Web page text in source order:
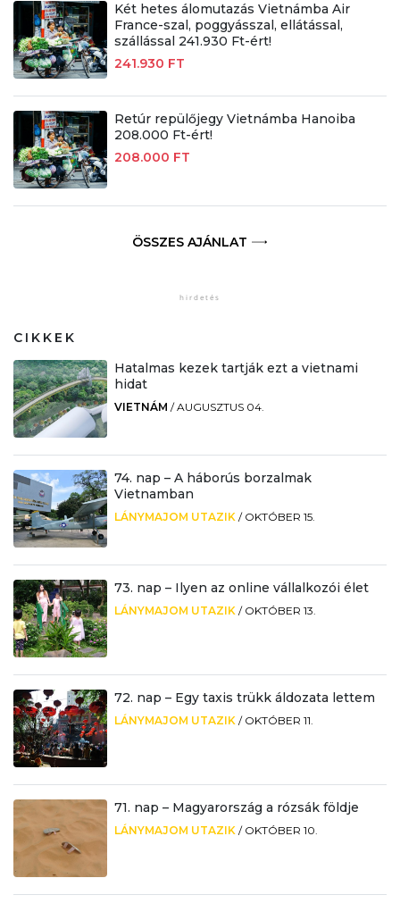
Két hetes álomutazás Vietnámba Air
France-szal, poggyásszal, ellátással,
szállással 241.930 Ft-ért!
241.930 FT
Retúr repülőjegy Vietnámba Hanoiba
208.000 Ft-ért!
208.000 FT
ÖSSZES AJÁNLAT
CIKKEK
Hatalmas kezek tartják ezt a vietnami
hidat
VIETNÁM /AUGUSZTUS 04.
74. nap – A háborús borzalmak
Vietnamban
LÁNYMAJOM UTAZIK / OKTÓBER 15.
73. nap – Ilyen az online vállalkozói élet
LÁNYMAJOM UTAZIK / OKTÓBER 13.
72. nap – Egy taxis trükk áldozata lettem
LÁNYMAJOM UTAZIK / OKTÓBER 11.
71. nap – Magyarország a rózsák földje
LÁNYMAJOM UTAZIK / OKTÓBER 10.